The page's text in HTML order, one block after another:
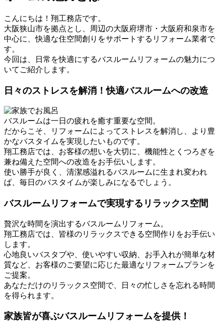
こんにちは！翔工務店です。
大阪狭山市を拠点とし、周辺の大阪府堺市・大阪府和泉市を
中心に、快適な住空間創りをサポートするリフォーム業者で
す。
今回は、日常を快適にするバスルームリフォームの魅力につ
いてご紹介します。
日々のストレスを解消！快適バスルームへの改造
バスルームは一日の疲れを癒す重要な空間。
だからこそ、リフォームによってストレスを解消し、より豊
かなバスタイムを実現したいものです。
翔工務店では、お客様の想いを大切に、機能性とくつろぎを
兼ね備えた空間への改造をお手伝いします。
使い勝手が良く、清潔感溢れるバスルームに生まれ変われ
ば、毎日のバスタイムが楽しみになるでしょう。
バスルームリフォームで実現するリラックス空間
贅沢な時間を演出するバスルームリフォーム。
翔工務店では、皆様のリラックスできる空間作りをお手伝い
します。
心地良いバスタブや、使いやすい収納、お手入れが簡単な材
質など、お客様のご要望に応じた最適なリフォームプランを
ご提案。
あなただけのリラックス空間で、日々の忙しさを忘れる時間
を得られます。
家族皆が喜ぶバスルームリフォームを提供！